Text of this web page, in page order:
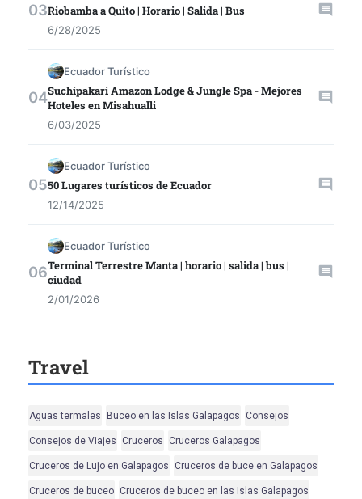
Riobamba a Quito | Horario | Salida | Bus
6/28/2025
Ecuador Turístico
Suchipakari Amazon Lodge & Jungle Spa - Mejores
Hoteles en Misahualli
6/03/2025
Ecuador Turístico
50 Lugares turísticos de Ecuador
12/14/2025
Ecuador Turístico
Terminal Terrestre Manta | horario | salida | bus |
ciudad
2/01/2026
Travel
Aguas termales Buceo en las Islas Galapagos Consejos
Consejos de Viajes Cruceros Cruceros Galapagos
Cruceros de Lujo en Galapagos Cruceros de buce en Galapagos
Cruceros de buceo Cruceros de buceo en las Islas Galapagos